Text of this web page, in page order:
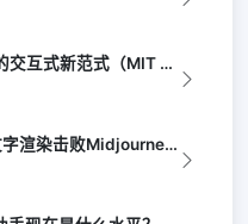
Claude Artifacts：AI内容创作的交互式新范式（MIT Techn...
Flux AI绘图评测：写实人像和文字渲染击败Midjourney（Digita...